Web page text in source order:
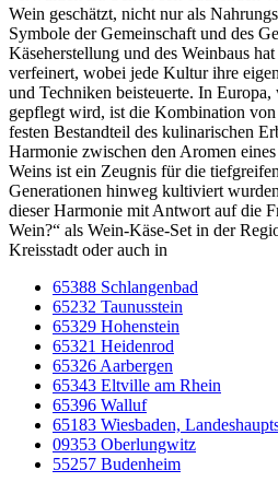
Wein geschätzt, nicht nur als
Symbole der Gemeinschaft und des
Käseherstellung und des Weinbaus
verfeinert, wobei jede Kultur ihre
und Techniken beisteuerte. In
gepflegt wird, ist die Kombination
festen Bestandteil des kulinarischen
Harmonie zwischen den Aromen
Weins ist ein Zeugnis für die
Generationen hinweg kultiviert
dieser Harmonie mit Antwort auf die
Wein?“ als Wein-Käse-Set in der
Kreisstadt oder auch in
65388 Schlangenbad
65232 Taunusstein
65329 Hohenstein
65321 Heidenrod
65326 Aarbergen
65343 Eltville am Rhein
65396 Walluf
65183 Wiesbaden,
09353 Oberlungwitz
55257 Budenheim